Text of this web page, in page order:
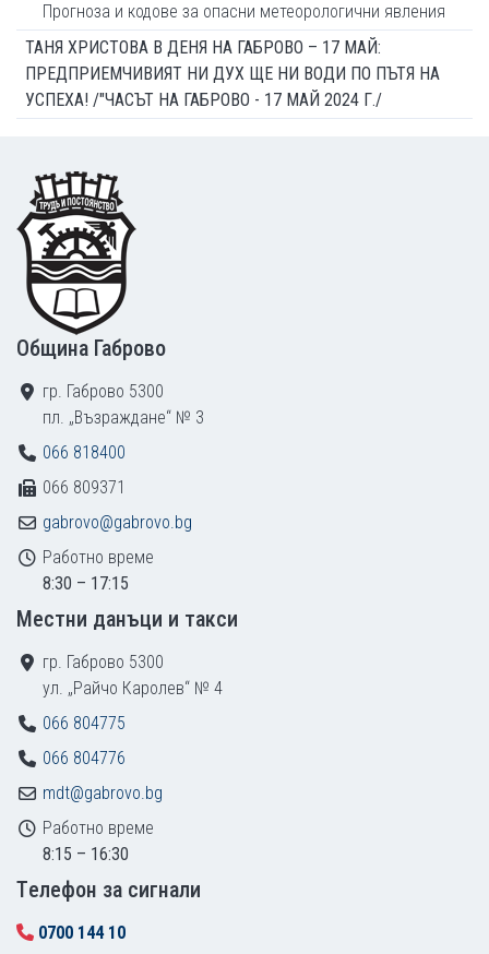
Прогноза и кодове за опасни метеорологични явления
ТАНЯ ХРИСТОВА В ДЕНЯ НА ГАБРОВО – 17 МАЙ:
ПРЕДПРИЕМЧИВИЯТ НИ ДУХ ЩЕ НИ ВОДИ ПО ПЪТЯ НА
УСПЕХА! /"ЧАСЪТ НА ГАБРОВО - 17 МАЙ 2024 Г./
Footer
Община Габрово
гр. Габрово 5300
пл. „Възраждане“ № 3
066 818400
066 809371
gabrovo@gabrovo.bg
Работно време
8:30 – 17:15
Местни данъци и такси
гр. Габрово 5300
ул. „Райчо Каролев“ № 4
066 804775
066 804776
mdt@gabrovo.bg
Работно време
8:15 – 16:30
Tелефон за сигнали
0700 144 10